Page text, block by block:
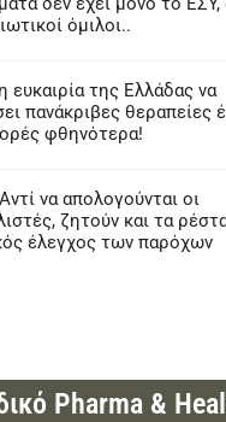
όμιλοι..
ευκαιρία της Ελλάδας να
πανάκριβες θεραπείες
φθηνότερα!
να απολογούνται οι
ζητούν και τα
έλεγχος των παρόχων
Pharma &